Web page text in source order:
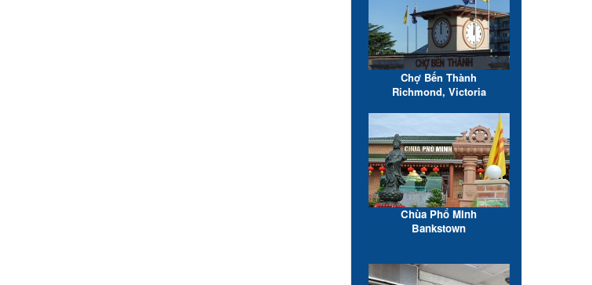
Chợ Bến Thành
Richmond, Victoria
Chùa Phổ Minh
Bankstown